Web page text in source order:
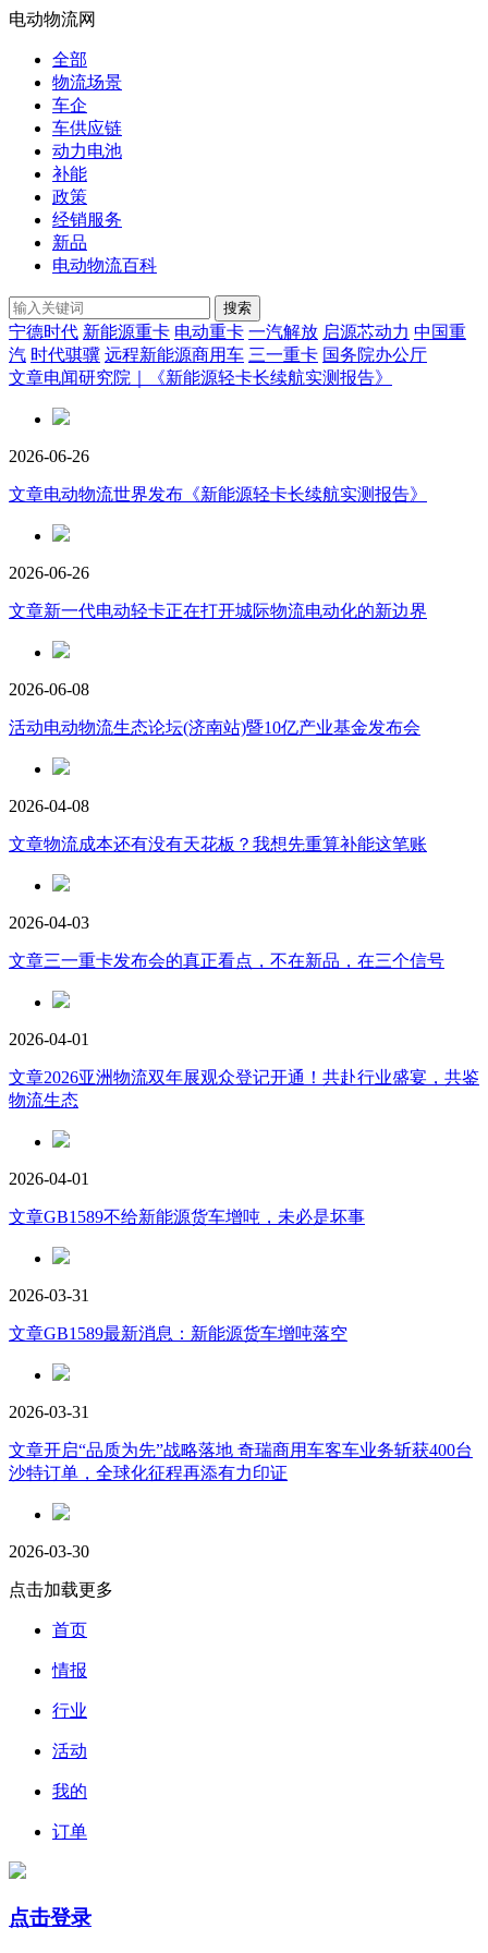
电动物流网
全部
物流场景
车企
车供应链
动力电池
补能
政策
经销服务
新品
电动物流百科
搜索
宁德时代 新能源重卡 电动重卡 一汽解放 启源芯动力 中国重
汽 时代骐骥 远程新能源商用车 三一重卡 国务院办公厅
文章电闻研究院｜《新能源轻卡长续航实测报告》
2026-06-26
文章电动物流世界发布《新能源轻卡长续航实测报告》
2026-06-26
文章新一代电动轻卡正在打开城际物流电动化的新边界
2026-06-08
活动电动物流生态论坛(济南站)暨10亿产业基金发布会
2026-04-08
文章物流成本还有没有天花板？我想先重算补能这笔账
2026-04-03
文章三一重卡发布会的真正看点，不在新品，在三个信号
2026-04-01
文章2026亚洲物流双年展观众登记开通！共赴行业盛宴，共鉴
物流生态
2026-04-01
文章GB1589不给新能源货车增吨，未必是坏事
2026-03-31
文章GB1589最新消息：新能源货车增吨落空
2026-03-31
文章开启“品质为先”战略落地 奇瑞商用车客车业务斩获400台
沙特订单，全球化征程再添有力印证
2026-03-30
点击加载更多
首页
情报
行业
活动
我的
订单
点击登录